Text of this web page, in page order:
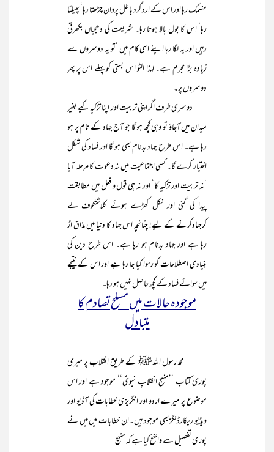
منہمک رہا اور اس کے ارد گرد باطل پروان چڑھتا رہا‘ پھیلتا
رہا‘ اس کا بول بالا ہوتا رہا۔ شریعت کی دھجیاں بکھرتی
رہیں اور یہ لگا رہا اپنے اسی کام میں ‘تو یہ دوسروں سے
زیادہ بڑا مجرم ہے۔ لہذا الٹو اس بستی کو پہلے اس پر پھر
دوسروں پر۔
دوسری طرف اگر اپنی تربیت اور اپنا تزکیہ کیے بغیر
میدان میں آجاؤ تو وہی کچھ ہو گا جو آج جہاد کے نام پر ہو
رہا ہے۔ اس طرح جہاد بدنام بھی ہو گا اور فساد کی شکل
اختیار کرے گا۔ کسی اجتماعیت میں نہ دعوت کا مرحلہ آیا
‘نہ تربیت اور تزکیہ کا‘ اور نہ ہی قول و فعل میں مطابقت
پیدا کی گئی اور نکل کھڑے ہوئے کلاشنکوف لے
کرجہادکرنے کے لیے! چنانچہ اس جہاد کا دنیا میں مذاق اڑ
رہا ہے اور جہاد بدنام ہو رہا ہے۔ اس طرح دین کی
بنیادی اصطلاحات کو رسوا کیا جا رہا ہے اور اس کے نتیجے
میں سوائے فساد کے کچھ حاصل نہیں ہو رہا۔
موجودہ حالات میں مسلح تصادم کا
متبادل
محمد رسول اللہﷺ کے طریق انقلاب پر میری
پوری کتاب ’’منہج انقلابِ نبویؐ‘‘ موجود ہے اور اس
موضوع پر میرے اردو اور انگریزی خطابات کی آڈیو اور
ویڈیو ریکارڈنگز بھی موجود ہیں۔ ان خطابات میں میں نے
پوری تفصیل سے واضح کیا ہے کہ منہج